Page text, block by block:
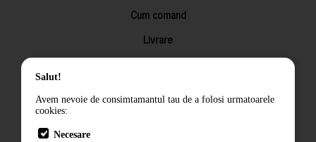
Cum comand
Livrare
Returnarea produselor
Salut!
Avem nevoie de consimtamantul tau de a folosi urmatoarele
cookies:
Necesare